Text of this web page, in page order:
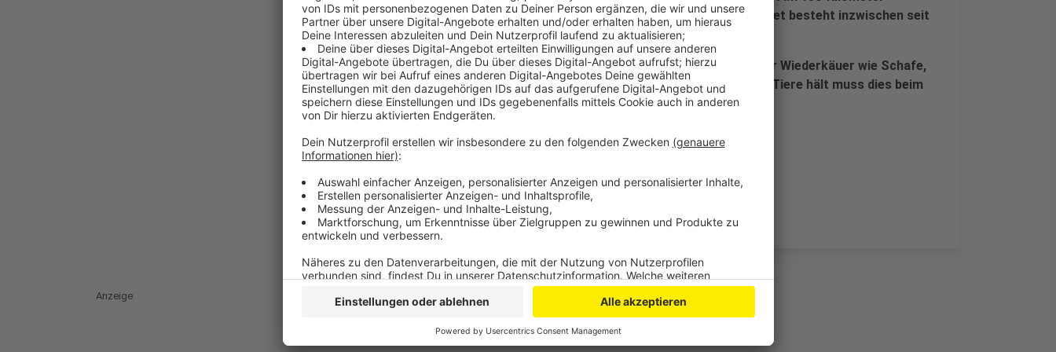
Sperrgebiet rund um den betroffenen Betrieb. Das Sperrgebiet besteht inzwischen seit
zwei Jahren.
Die Virus-Infektion ist für Menschen ungefährlich befällt aber Wiederkäuer wie Schafe,
Rinder oder Ziegen, aber auch Rot- und Damwild. Wer solche Tiere hält muss dies beim
Veterinäramt anzeigen.
Anzeige
Anzeige